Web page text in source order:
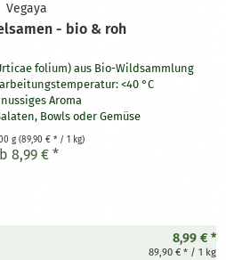
Vegaya
- bio & roh
folium)aus Bio-Wildsammlung
<40 °C
nussiges Aroma
Bowls oder Gemüse
in Smoothies
iBrot oder Crackern
g(89,90 € * / 1 kg)
8,99 € *
8,99 € *
89,90 € * / 1 kg